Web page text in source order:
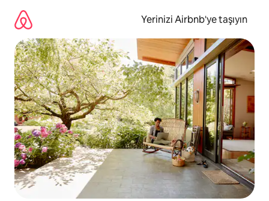
Yerinizi Airbnb'ye taşıyın